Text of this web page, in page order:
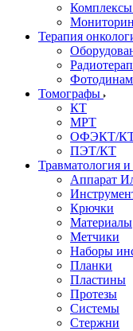
Комплексы
Терапия
Томографы
КТ
МРТ
ОФЭКТ/
ПЭТ/КТ
Травматология и
Аппарат
Крючки
Материалы
Метчики
Наборы
Планки
Пластины
Протезы
Системы
Стержни